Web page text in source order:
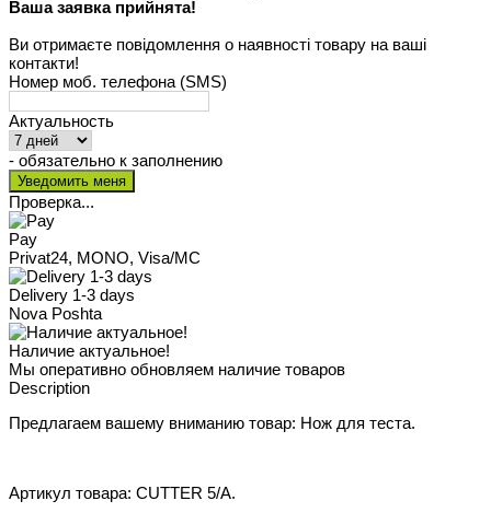
Ваша заявка прийнята!
Ви отримаєте повідомлення о наявності товару на ваші
контакти!
Номер моб. телефона (SMS)
Актуальность
- обязательно к заполнению
Проверка...
Pay
Privat24, MONO, Visa/MC
Delivery 1-3 days
Nova Poshta
Наличие актуальное!
Мы оперативно обновляем наличие товаров
Description
Предлагаем вашему вниманию товар: Нож для теста.
Артикул товара: CUTTER 5/A.